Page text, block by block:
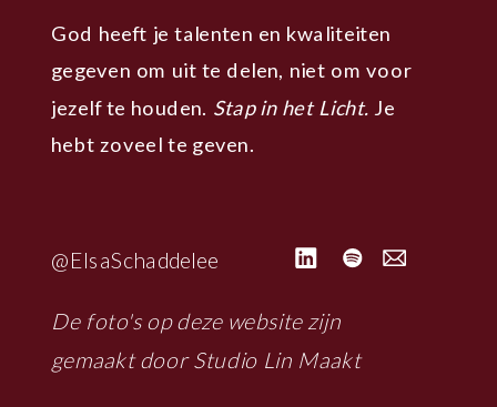
@ElsaSchaddelee
God heeft je talenten en kwaliteiten
gegeven om uit te delen, niet om voor
jezelf te houden. Stap in het Licht. Je
hebt zoveel te geven.
De foto's op deze website zijn
gemaakt door Studio Lin Maakt